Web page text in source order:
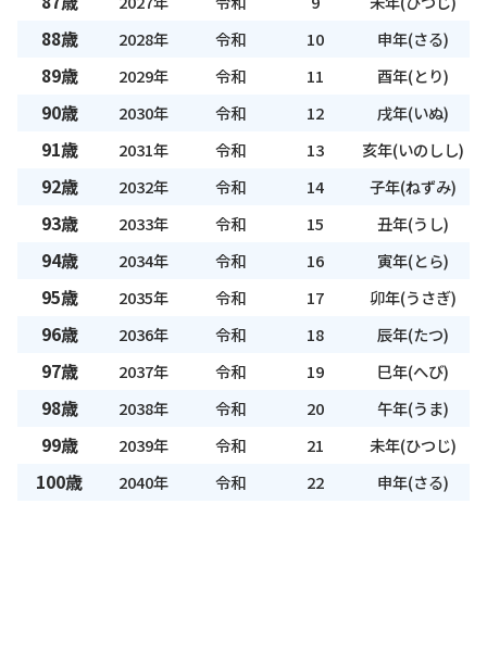
88歳 2028年 令和 10 申年(さる)
89歳 2029年 令和 11 酉年(とり)
90歳 2030年 令和 12 戌年(いぬ)
91歳 2031年 令和 13 亥年(いのしし)
92歳 2032年 令和 14 子年(ねずみ)
93歳 2033年 令和 15 丑年(うし)
94歳 2034年 令和 16 寅年(とら)
95歳 2035年 令和 17 卯年(うさぎ)
96歳 2036年 令和 18 辰年(たつ)
97歳 2037年 令和 19 巳年(へび)
98歳 2038年 令和 20 午年(うま)
99歳 2039年 令和 21 未年(ひつじ)
100歳 2040年 令和 22 申年(さる)